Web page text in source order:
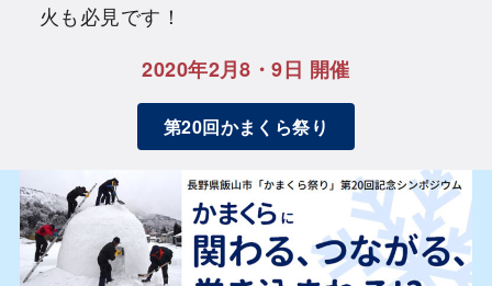
火も必見です！
2020年2月8・9日 開催
第20回かまくら祭り